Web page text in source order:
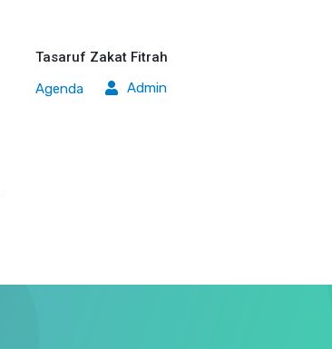
Tasaruf Zakat Fitrah
Agenda
Admin